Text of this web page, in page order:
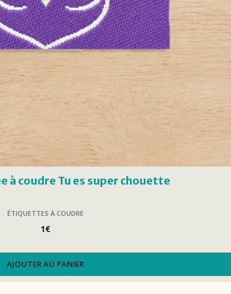
à coudre Tu es super chouette
ÉTIQUETTES À COUDRE
1€
AJOUTER AU PANIER